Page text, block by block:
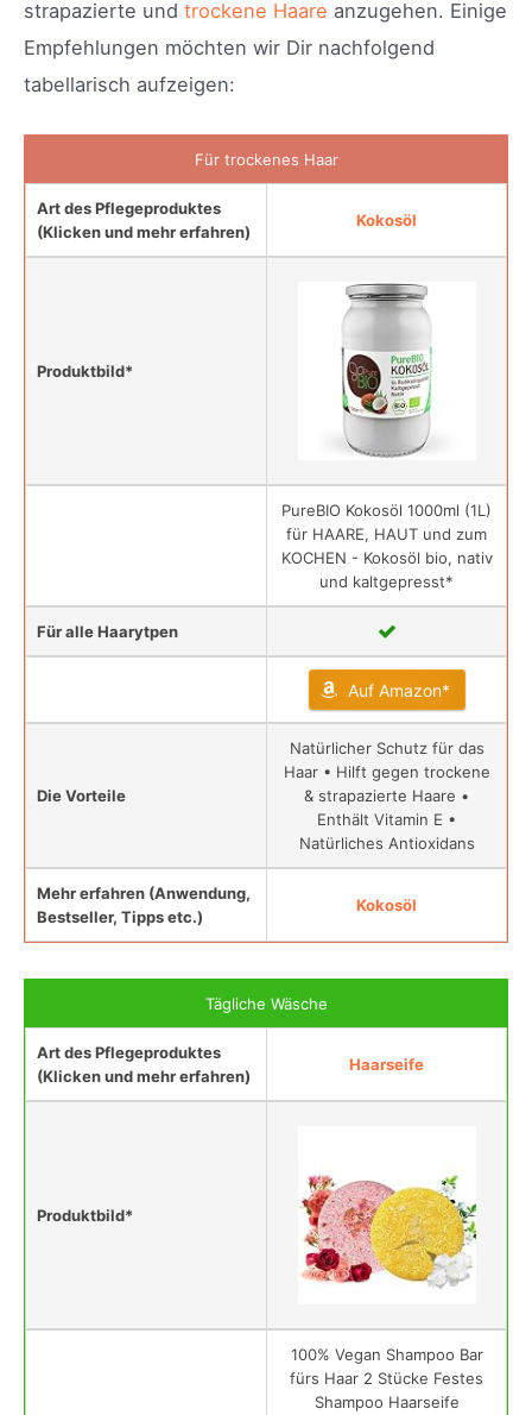
strapazierte und trockene Haare anzugehen. Einige
Empfehlungen möchten wir Dir nachfolgend
tabellarisch aufzeigen:
Für trockenes Haar
Art des Pflegeproduktes
(Klicken und mehr erfahren)
Kokosöl
Produktbild*
PureBIO Kokosöl 1000ml (1L)
für HAARE, HAUT und zum
KOCHEN - Kokosöl bio, nativ
und kaltgepresst*
Für alle Haarytpen
Auf Amazon*
Die Vorteile
Natürlicher Schutz für das
Haar • Hilft gegen trockene
& strapazierte Haare •
Enthält Vitamin E •
Natürliches Antioxidans
Mehr erfahren (Anwendung,
Bestseller, Tipps etc.)
Kokosöl
Tägliche Wäsche
Art des Pflegeproduktes
(Klicken und mehr erfahren)
Haarseife
Produktbild*
100% Vegan Shampoo Bar
fürs Haar 2 Stücke Festes
Shampoo Haarseife